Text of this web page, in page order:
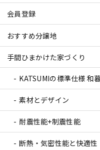
会員登録
おすすめ分譲地
手間ひまかけた家づくり
KATSUMIの標準仕様 和
素材とデザイン
耐震性能+制震性能
断熱・気密性能と快適性